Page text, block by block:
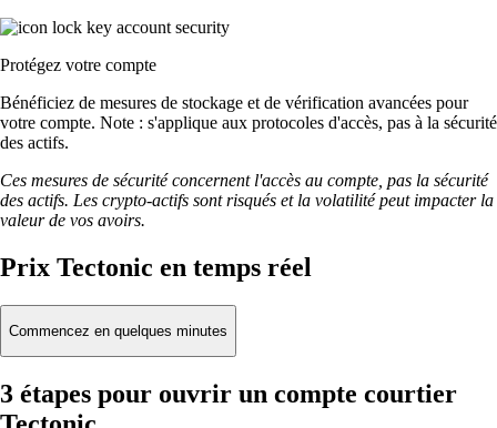
Protégez votre compte
Bénéficiez de mesures de stockage et de vérification avancées pour
votre compte. Note : s'applique aux protocoles d'accès, pas à la sécurité
des actifs.
Ces mesures de sécurité concernent l'accès au compte, pas la sécurité
des actifs. Les crypto-actifs sont risqués et la volatilité peut impacter la
valeur de vos avoirs.
Prix Tectonic en temps réel
Commencez en quelques minutes
3 étapes pour ouvrir un compte courtier